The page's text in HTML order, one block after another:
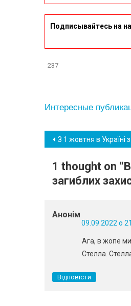
Подписывайтесь на
237
Интересные
Навігація
записів
З 1 жовтня в Україні збільшать компенсації за “комуналку” в два рази: умови отримання
1 thought on “
загиблих
Анонім
09.09.2022 о
Ага, в жопе
Стелла.
Відповісти